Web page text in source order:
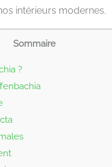
intérieurs modernes.
Sommaire
?